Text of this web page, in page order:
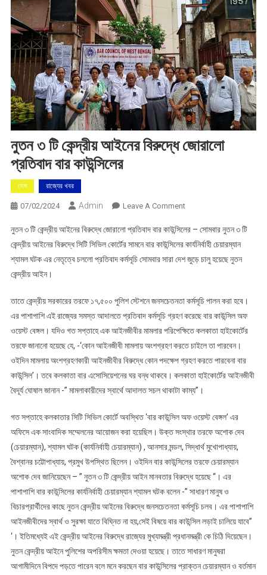
নুতন ৩ টি কেন্দ্রীয় আইনের বিরুদ্ধে জোরালো
প্রতিবাদ বার কাউন্সিলের
দেশ রাজ্যের খবর
07/02/2024 Admin Leave A CommentOn
৩
টি
কেন্দ্রীয়
জোরালো
প্রতিবাদ
বার
কাউন্সিলের
নুতন ৩ টি কেন্দ্রীয় আইনের বিরুদ্ধে জোরালো প্রতিবাদ বার কাউন্সিলের – সোমবার নুতন ৩ টি
কেন্দ্রীয় আইনের বিরুদ্ধে সিটি সিভিল কোর্টের সামনে বার কাউন্সিলের কার্যনির্বাহী চেয়ারম্যান
শ্যামল ঘটক এর নেতৃত্বে চললো প্রতিবাদ কর্মসূচি সোমবার সারা দেশ জুড়ে চালু হয়েছে নুতন
কেন্দ্রীয় আইন।
তাতে কেন্দ্রীয় সরকারের তরফে ১৭,৫০০ পুলিশ স্টেশনে জনসচেতনতা কর্মসূচি পালন করা হবে।
এর পাশাপাশি এই রাজ্যের সমস্ত আদালতে প্রতিবাদ কর্মসূচি গ্রহণ করেছে বার কাউন্সিল অফ
ওয়েস্ট বেঙ্গল। যদিও গত সপ্তাহে এক আইনজীবীর মামলার পরিপেক্ষিতে কলকাতা হাইকোর্টের
তরফে জানানো হয়েছে যে, -‘কোন আইনজীবী মামলায় অংশগ্রহণ করতে চাইলে তা পারবেন।
ওইদিন মামলায় অংশগ্রহণকারী আইনজীবীর বিরুদ্ধে কোন পদক্ষেপ গ্রহণ করতে পারবেনা বার
কাউন্সিল’। তবে কলকাতা বার এসোসিয়েশনের ঘর বন্ধ থাকবে। কলকাতা হাইকোর্টের আইনজীবী
বৈদূর্য ঘোষাল জানান -” মামলাকারীদের স্বার্থে আদালত সচল থাকাটা কাম্য”।
গত সপ্তাহে কলকাতার সিটি সিভিল কোর্টে অবস্থিত ‘বার কাউন্সিল অফ ওয়েস্ট বেঙ্গল’ এর
অফিসে এক সাংবাদিক সম্মেলনের আয়োজন করা হয়েছিল। উক্ত সংস্থার তরফে অশোক দেব
(চেয়ারম্যান), শ্যামল ঘটক (কার্যনির্বাহী চেয়ারম্যান) , আনসার মন্ডল, সিদ্ধার্থ মুখোপাধ্যায়,
বৈশ্বানর চট্টোপাধ্যায়, প্রমুখ উপস্থিত ছিলেন। ওইদিন বার কাউন্সিলের তরফে চেয়ারম্যান
অশোক দেব জানিয়েছেন – ” নুতন ৩ টি কেন্দ্রীয় আইন মানবতার বিরুদ্ধে হয়েছে “। এর
পাশাপাশি বার কাউন্সিলের কার্যনির্বাহী চেয়ারম্যান শ্যামল ঘটক বলেন -” সাধারণ মানুষ ও
বিচারপ্রার্থীদের কাছে নুতন কেন্দ্রীয় আইনের বিরুদ্ধে জনসচেতনতা কর্মসূচি চলব। এর পাশাপাশি
আইনজীবীদের স্বার্থ ও সুরক্ষা যাতে বিঘ্নিত না হয়,সেই বিষয়ে বার কাউন্সিল লড়াই চালিয়ে যাবে”
‘। ইতিমধ্যেই এই কেন্দ্রীয় আইনের বিরুদ্ধে রাজ্যের মুখ্যমন্ত্রী প্রধানমন্ত্রী কে চিঠি দিয়েছেন।
নুতন কেন্দ্রীয় আইনে পুলিশের অপরিসীম ক্ষমতা দেওয়া হয়েছে। তাতে সাধারণ মানুষরা
আগামীদিনে বিপদে পড়তে পারেন বলে মনে করছেন বার কাউন্সিলের প্রাক্তন চেয়ারম্যান ও বর্তমান